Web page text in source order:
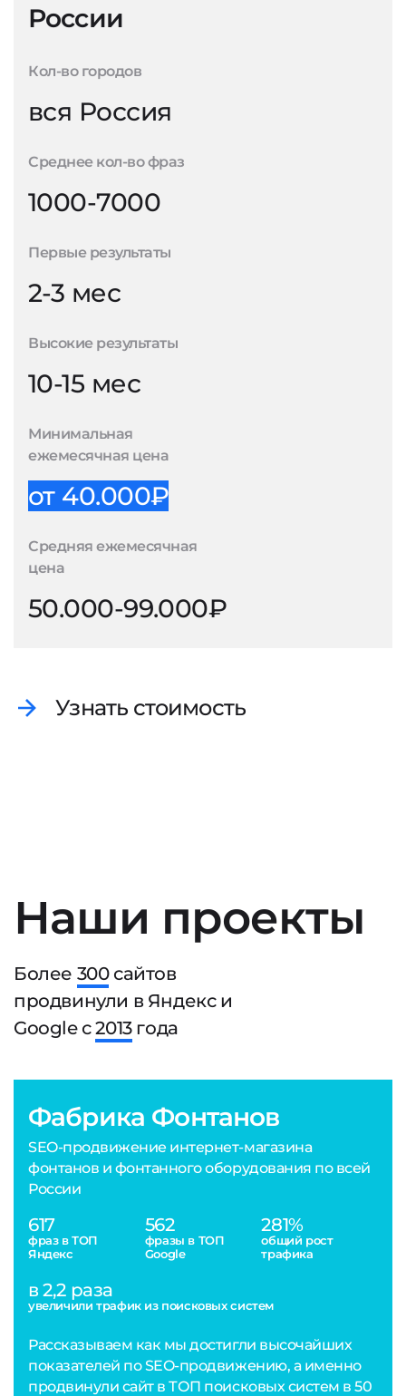
России
Кол-во городов
вся Россия
Среднее кол-во фраз
1000-7000
Первые результаты
2-3 мес
Высокие результаты
10-15 мес
Минимальная
ежемесячная цена
от 40.000₽
Средняя ежемесячная
цена
50.000-99.000₽
Узнать стоимость
Наши проекты
Более 300сайтов
продвинули в Яндекс и
Google с2013года
Фабрика Фонтанов
SEO-продвижение интернет-магазина
фонтанов и фонтанного оборудования по всей
России
617
фраз в ТОП
Яндекс
562
фразы в ТОП
Google
281%
общий рост
трафика
в 2,2 раза
увеличили трафик из поисковых систем
Рассказываем как мы достигли высочайших
показателей по SEO-продвижению, а именно
продвинули сайт в ТОП поисковых систем в 50